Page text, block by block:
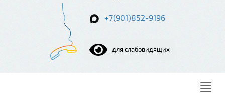
+7(901)852-9196
для слабовидящих